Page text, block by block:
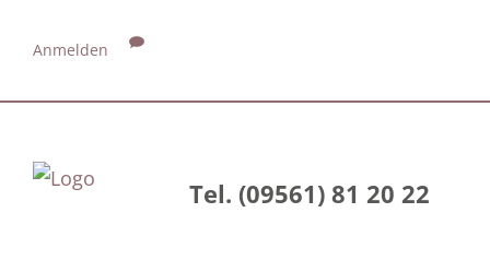
Anmelden
Tel. (09561) 81 20 22